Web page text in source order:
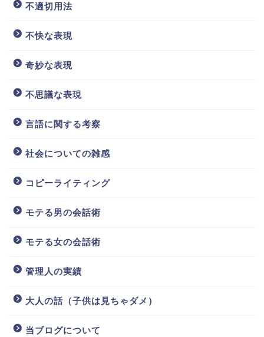
不適切用法
不快な表現
奇妙な表現
不思議な表現
言語に関する考察
社会についての雑感
コピーライティング
モテる男の会話術
モテる女の会話術
管理人の実績
大人の話（子供は見ちゃダメ）
当ブログについて